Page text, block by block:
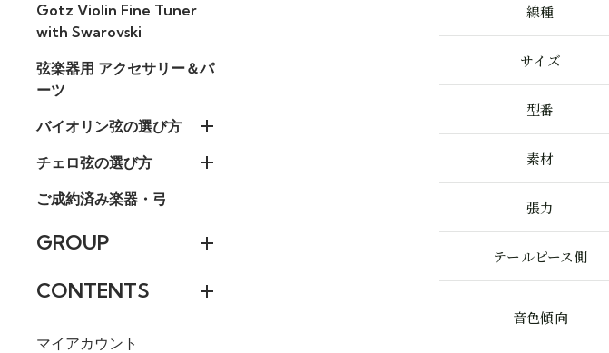
Gotz Violin Fine Tuner
with Swarovski
弦楽器用 アクセサリー＆パ
ーツ
バイオリン弦の選び方
チェロ弦の選び方
ご成約済み楽器・弓
GROUP
CONTENTS
マイアカウント
線種
サイズ
型番
素材
張力
テールピース側
音色傾向